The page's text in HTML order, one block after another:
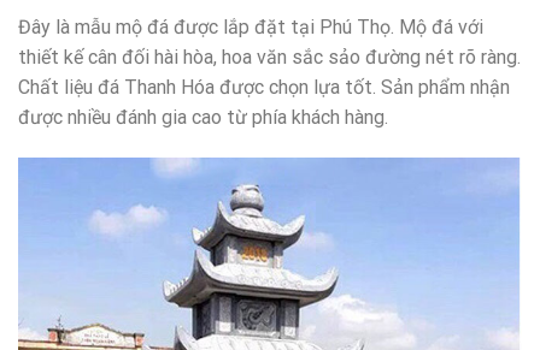
Đây là mẫu mộ đá được lắp đặt tại Phú Thọ. Mộ đá với
thiết kế cân đối hài hòa, hoa văn sắc sảo đường nét rõ ràng.
Chất liệu đá Thanh Hóa được chọn lựa tốt. Sản phẩm nhận
được nhiều đánh gia cao từ phía khách hàng.